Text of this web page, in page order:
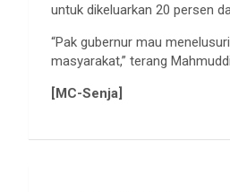
untuk dikeluarkan 20 persen
“Pak gubernur mau
masyarakat,” terang
[MC-Senja]